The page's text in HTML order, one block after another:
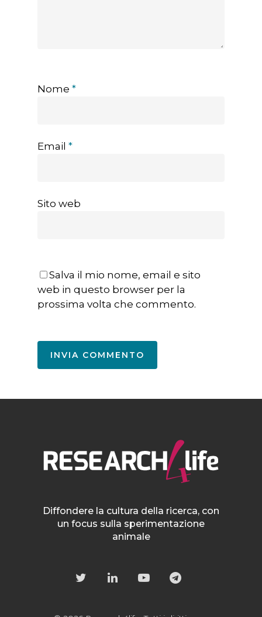
Nome *
Email *
Sito web
Salva il mio nome, email e sito
web in questo browser per la
prossima volta che commento.
Diffondere la cultura della ricerca, con
un focus sulla sperimentazione
animale